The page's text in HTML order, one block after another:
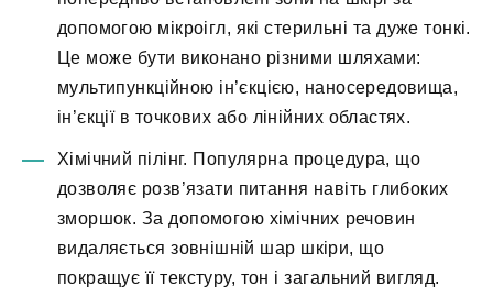
допомогою мікроігл, які стерильні та дуже тонкі.
Це може бути виконано різними шляхами:
мультипункційною ін’єкцією, наносередовища,
ін’єкції в точкових або лінійних областях.
Хімічний пілінг. Популярна процедура, що
дозволяє розв’язати питання навіть глибоких
зморшок. За допомогою хімічних речовин
видаляється зовнішній шар шкіри, що
покращує її текстуру, тон і загальний вигляд.